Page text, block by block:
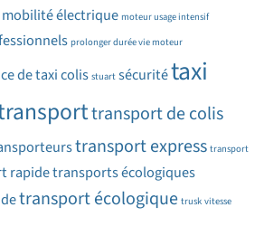
mobilité électrique moteur usage intensif
prolonger durée vie moteur
de taxi colis stuart sécuritétaxi
transport de colis
transport express transport
rapidetransports écologiques
transport écologique trusk vitesse